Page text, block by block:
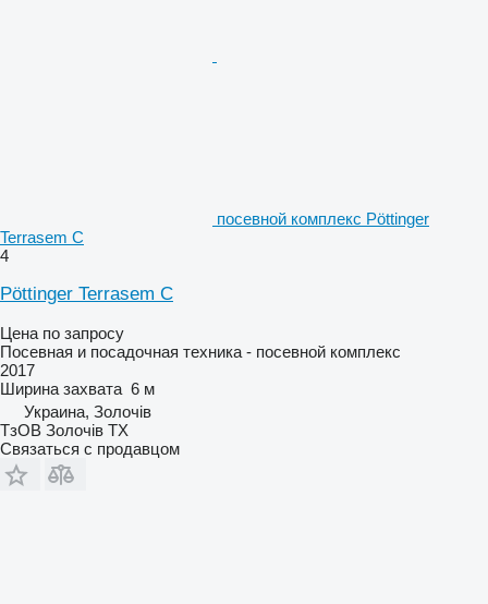
посевной комплекс Pöttinger
Terrasem C
4
Pöttinger Terrasem C
Цена по запросу
Посевная и посадочная техника - посевной комплекс
2017
Ширина захвата 6 м
Украина, Золочів
ТзОВ Золочів ТХ
Связаться с продавцом